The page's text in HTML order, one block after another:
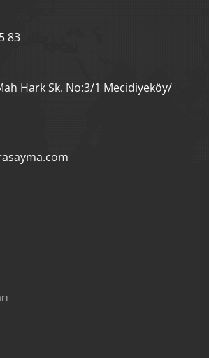
83
Hark Sk. No:3/1 Mecidiyeköy/